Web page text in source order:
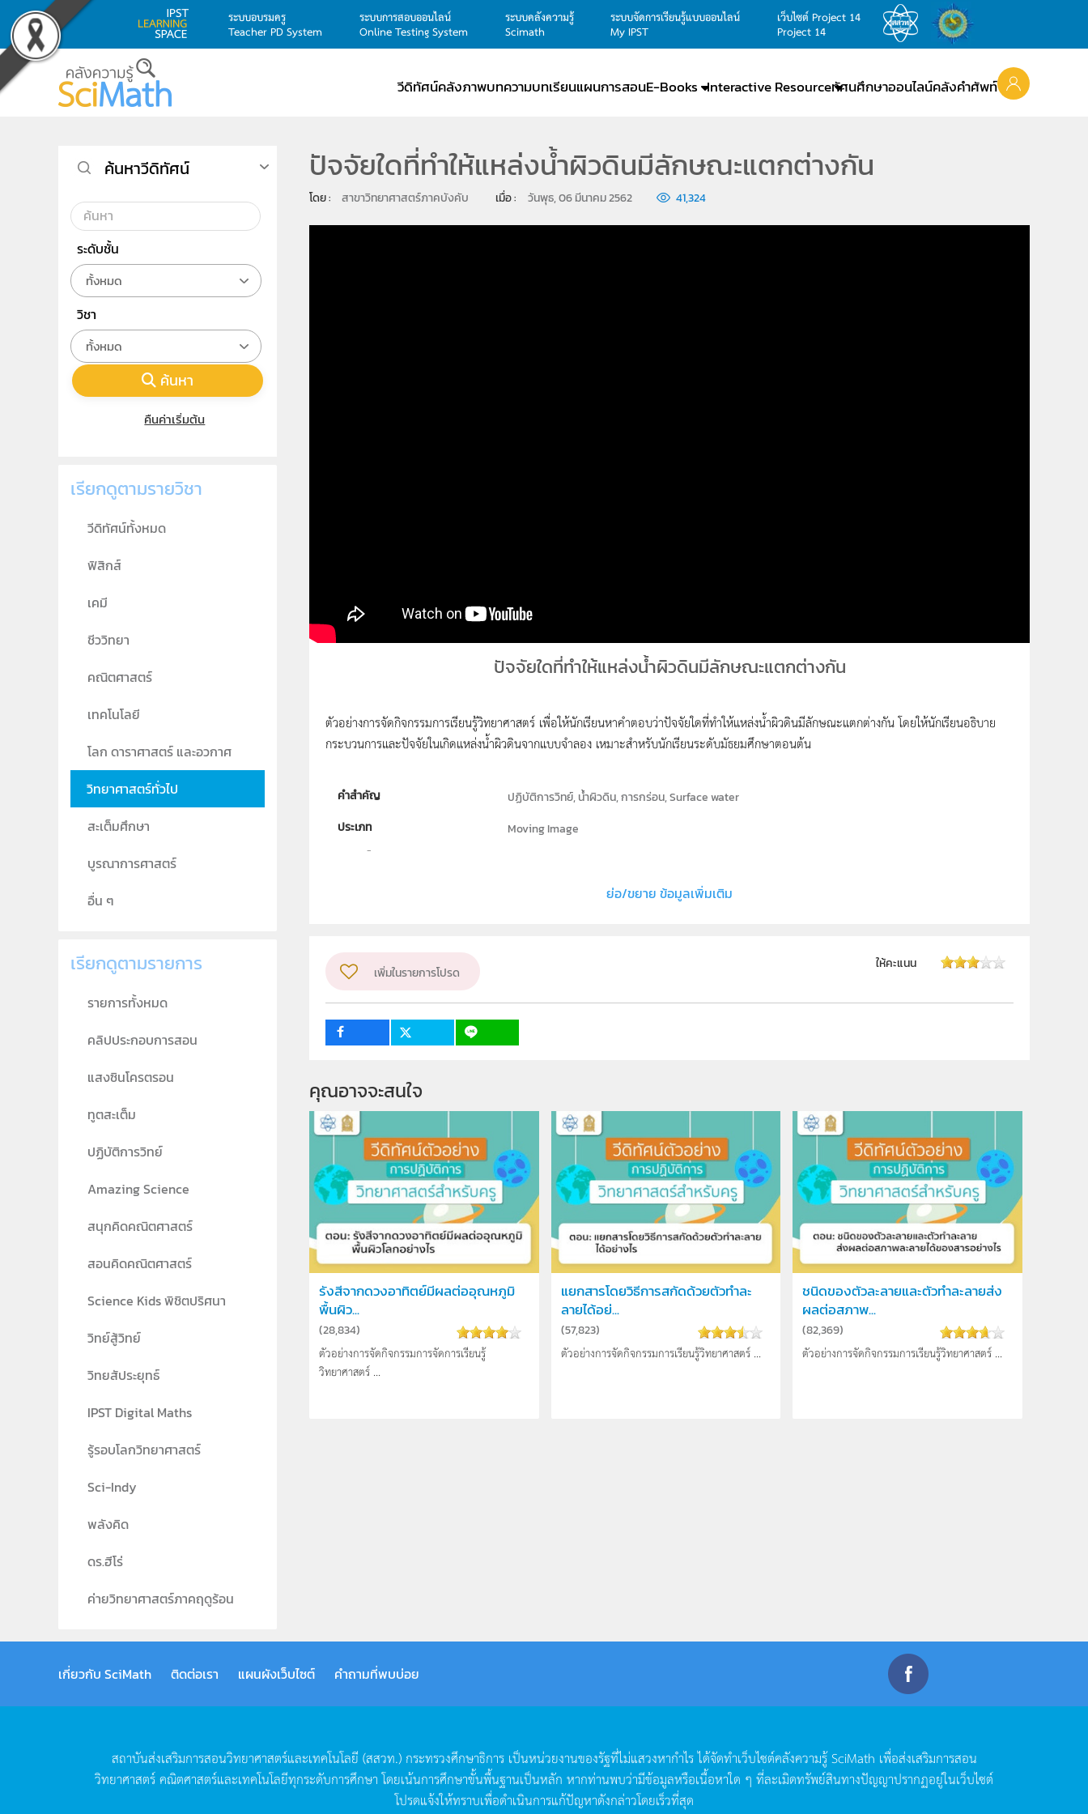
Skip to main content
ระบบอบรมครู
Teacher PD System
ระบบการสอบออนไลน์
Online Testing System
ระบบคลังความรู้
Scimath
ระบบจัดการเรียนรู้แบบออนไลน์
My IPST
เว็บไซต์ Project 14
Project 14
วีดิทัศน์คลังภาพบทความบทเรียนแผนการสอนE-Books Interactive Resourceทัศนศึกษาออนไลน์คลังคำศัพท์
ปัจจัยใดที่ทำให้แหล่งน้ำผิวดินมีลักษณะแตกต่างกัน
โดย : สาขาวิทยาศาสตร์ภาคบังคับ เมื่อ : วันพุธ, 06 มีนาคม 2562 41,324
ปัจจัยใดที่ทำให้แหล่งน้ำผิวดินมีลักษณะแตกต่างกัน
ตัวอย่างการจัดกิจกรรมการเรียนรู้วิทยาศาสตร์ เพื่อให้นักเรียนหาคำตอบว่าปัจจัยใดที่ทำให้แหล่งน้ำผิวดินมีลักษณะแตกต่างกัน โดยให้นักเรียนอธิบาย
กระบวนการและปัจจัยในเกิดแหล่งน้ำผิวดินจากแบบจำลอง เหมาะสำหรับนักเรียนระดับมัธยมศึกษาตอนต้น
คำสำคัญ
ปฏิบัติการวิทย์, น้ำผิวดิน, การกร่อน, Surface water
ประเภท
Moving Image
สาขาวิทยาศาสตร์ภาคบังคับ
กลุ่มเป้าหมาย
ย่อ/ขยาย ข้อมูลเพิ่มเติม
เพิ่มในรายการโปรด
ให้คะแนน
คุณอาจจะสนใจ
รังสีจากดวงอาทิตย์มีผลต่ออุณหภูมิ
พื้นผิว...
(28,834)
ตัวอย่างการจัดกิจกรรมการจัดการเรียนรู้
วิทยาศาสตร์ ...
แยกสารโดยวิธีการสกัดด้วยตัวทำละ
ลายได้อย่...
(57,823)
ตัวอย่างการจัดกิจกรรมการเรียนรู้วิทยาศาสตร์ ...
ชนิดของตัวละลายและตัวทำละลายส่ง
ผลต่อสภาพ...
(82,369)
ตัวอย่างการจัดกิจกรรมการเรียนรู้วิทยาศาสตร์ ...
ค้นหาวีดิทัศน์
ระดับชั้น
ทั้งหมด
วิชา
ทั้งหมด
ค้นหา
คืนค่าเริ่มต้น
เรียกดูตามรายวิชา
วีดิทัศน์ทั้งหมด
ฟิสิกส์
เคมี
ชีววิทยา
คณิตศาสตร์
เทคโนโลยี
โลก ดาราศาสตร์ และอวกาศ
วิทยาศาสตร์ทั่วไป
สะเต็มศึกษา
บูรณาการศาสตร์
อื่น ๆ
เรียกดูตามรายการ
รายการทั้งหมด
คลิปประกอบการสอน
แสงซินโครตรอน
ทูตสะเต็ม
ปฏิบัติการวิทย์
Amazing Science
สนุกคิดคณิตศาสตร์
สอนคิดคณิตศาสตร์
Science Kids พิชิตปริศนา
วิทย์สู้วิทย์
วิทยสัประยุทธ์
IPST Digital Maths
รู้รอบโลกวิทยาศาสตร์
Sci-Indy
พลังคิด
ดร.ฮีโร่
ค่ายวิทยาศาสตร์ภาคฤดูร้อน
เกี่ยวกับ SciMath ติดต่อเรา แผนผังเว็บไซต์ คำถามที่พบบ่อย
สถาบันส่งเสริมการสอนวิทยาศาสตร์และเทคโนโลยี (สสวท.) กระทรวงศึกษาธิการ เป็นหน่วยงานของรัฐที่ไม่แสวงหากำไรได้จัดทำเว็บไซต์คลังความรู้SciMath เพื่อส่งเสริมการสอน
วิทยาศาสตร์คณิตศาสตร์และเทคโนโลยีทุกระดับการศึกษา โดยเน้นการศึกษาขั้นพื้นฐานเป็นหลัก หากท่านพบว่ามีข้อมูลหรือเนื้อหาใด ๆ ที่ละเมิดทรัพย์สินทางปัญญาปรากฏอยู่ในเว็บไซต์
โปรดแจ้งให้ทราบเพื่อดำเนินการแก้ปัญหาดังกล่าวโดยเร็วที่สุด